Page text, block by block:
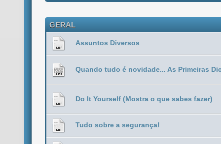
GERAL
Assuntos Diversos
Quando tudo é novidade... As Primeiras
Do It Yourself (Mostra o que sabes fazer)
Tudo sobre a segurança!